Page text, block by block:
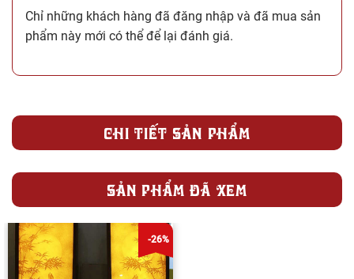
Chỉ những khách hàng đã đăng nhập và đã mua sản
phẩm này mới có thể để lại đánh giá.
CHI TIẾT SẢN PHẨM
SẢN PHẨM ĐÃ XEM
-26%